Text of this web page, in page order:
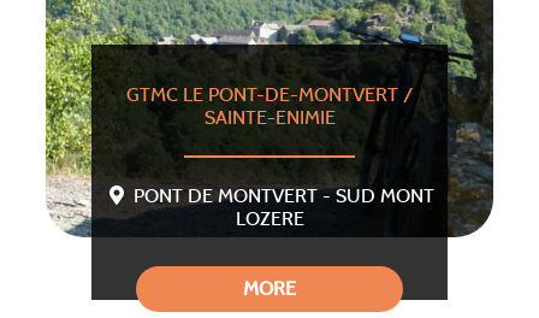
GTMC LE PONT-DE-MONTVERT /
SAINTE-ENIMIE
PONT DE MONTVERT - SUD MONT
LOZERE
MORE